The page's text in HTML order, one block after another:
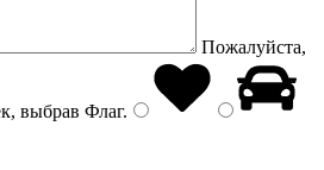
Пожалуйста,
выбрав Флаг.